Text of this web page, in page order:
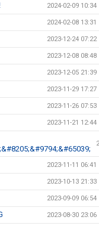
2024-02-09 10:34
2024-02-08 13:31
2023-12-24 07:22
2023-12-08 08:48
2023-12-05 21:39
2023-11-29 17:27
2023-11-26 07:53
2023-11-21 12:44
2023-11-11 06:41
2023-10-13 21:33
2023-09-09 06:54
2023-08-30 23:06